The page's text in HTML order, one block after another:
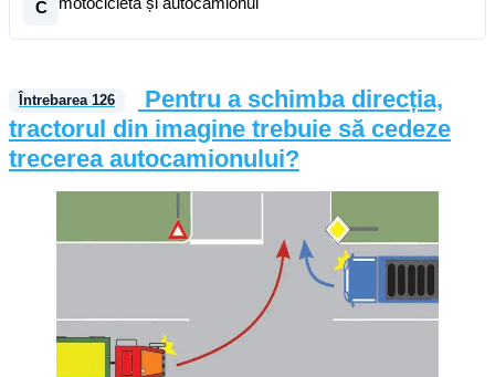
C
Întrebarea 126
Pentru a schimba direcția,
tractorul din imagine trebuie să cedeze
trecerea autocamionului?